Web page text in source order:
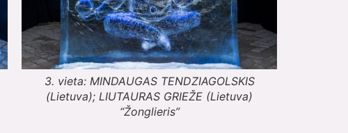
3. vieta: MINDAUGAS TENDZIAGOLSKIS
(Lietuva); LIUTAURAS GRIEŽE (Lietuva)
“Žonglieris”